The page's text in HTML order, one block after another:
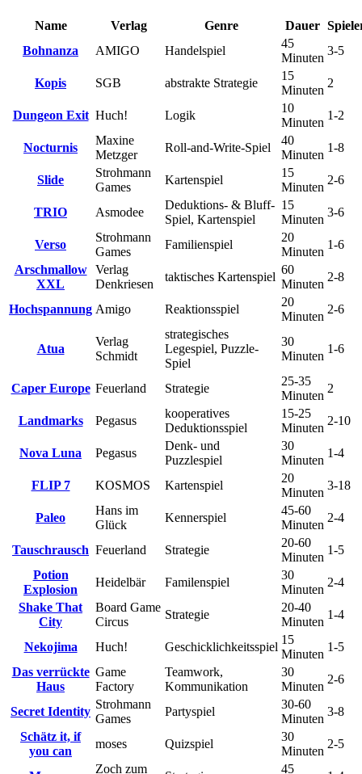
Name Verlag Genre Dauer
Bohnanza
AMIGO Handelspiel
45
Minuten
3-5
Kopis SGB abstrakte Strategie
15
Minuten
2
Dungeon Exit Huch! Logik
10
Minuten
1-2
Nocturnis
Maxine
Metzger
Roll-and-Write-Spiel
40
Minuten
1-8
Slide
Strohmann
Games
Kartenspiel
15
Minuten
2-6
TRIO Asmodee
Deduktions- & Bluff-
Spiel, Kartenspiel
15
Minuten
3-6
Verso
Strohmann
Games
Familienspiel
20
Minuten
1-6
Arschmallow
XXL
Verlag
Denkriesen
taktisches Kartenspiel
60
Minuten
2-8
Hochspannung Amigo Reaktionsspiel
20
Minuten
2-6
Atua
Verlag
Schmidt
strategisches
Legespiel, Puzzle-
Spiel
30
Minuten
1-6
Caper Europe Feuerland Strategie
25-35
Minuten
2
Landmarks Pegasus
kooperatives
Deduktionsspiel
15-25
Minuten
2-10
Nova Luna Pegasus
Denk- und
Puzzlespiel
30
Minuten
1-4
FLIP 7 KOSMOS Kartenspiel
20
Minuten
3-18
Paleo
Hans im
Glück
Kennerspiel
45-60
Minuten
2-4
Tauschrausch Feuerland Strategie
20-60
Minuten
1-5
Potion
Explosion
Heidelbär Familenspiel
30
Minuten
2-4
Shake That
City
Board Game
Circus
Strategie
20-40
Minuten
1-4
Nekojima Huch! Geschicklichkeitsspiel
15
Minuten
1-5
Das verrückte
Haus
Game
Factory
Teamwork,
Kommunikation
30
Minuten
2-6
Secret Identity
Strohmann
Games
Partyspiel
30-60
Minuten
3-8
Schätz it, if
you can
moses Quizspiel
30
Minuten
2-5
Zoch zum 45